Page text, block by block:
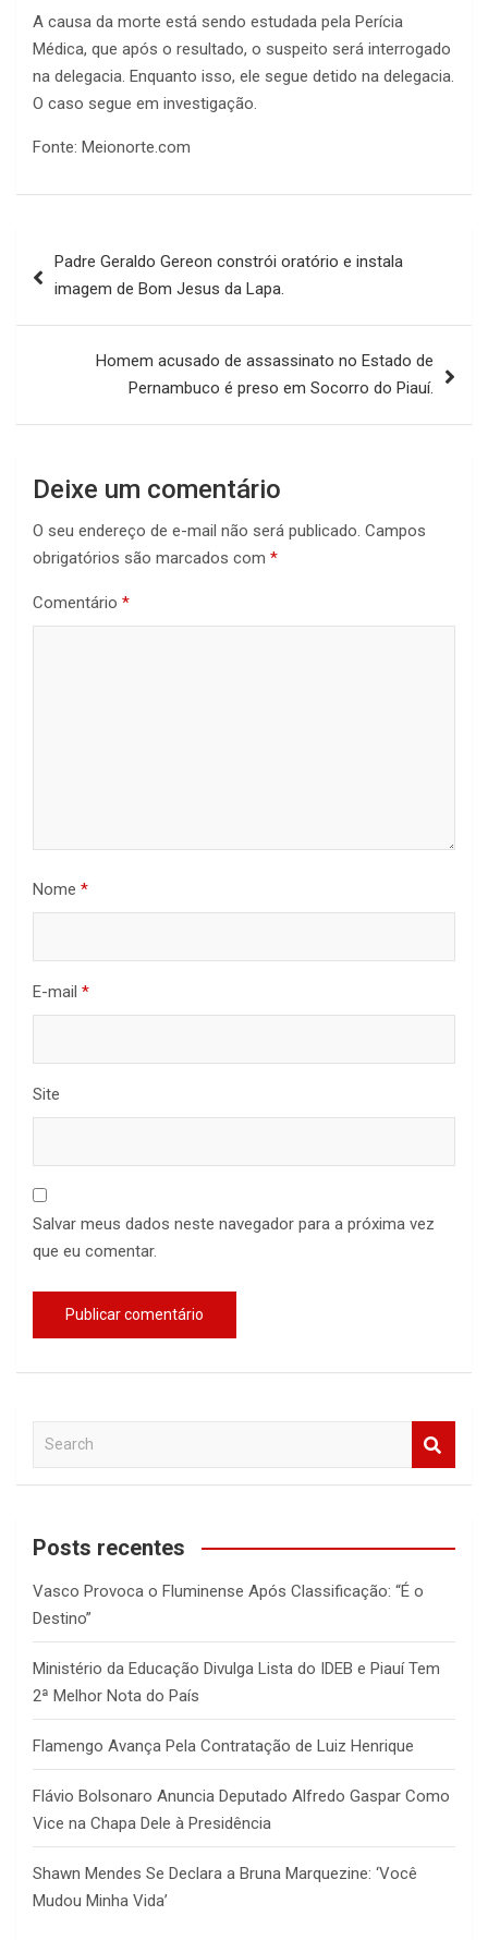
A causa da morte está sendo estudada pela Perícia
Médica, que após o resultado, o suspeito será interrogado
na delegacia. Enquanto isso, ele segue detido na delegacia.
O caso segue em investigação.
Fonte: Meionorte.com
de
Padre Geraldo Gereon constrói oratório e instala
imagem de Bom Jesus da Lapa.
Homem acusado de assassinato no Estado de
Pernambuco é preso em Socorro do Piauí.
Deixe um comentário
O seu endereço de e-mail não será publicado. Campos
obrigatórios são marcados com *
Comentário *
Nome *
E-mail *
Site
Salvar meus dados neste navegador para a próxima vez
que eu comentar.
a
c
Posts recentes
Vasco Provoca o Fluminense Após Classificação: “É o
Destino”
Ministério da Educação Divulga Lista do IDEB e Piauí Tem
2ª Melhor Nota do País
Flamengo Avança Pela Contratação de Luiz Henrique
Flávio Bolsonaro Anuncia Deputado Alfredo Gaspar Como
Vice na Chapa Dele à Presidência
Shawn Mendes Se Declara a Bruna Marquezine: ‘Você
Mudou Minha Vida’